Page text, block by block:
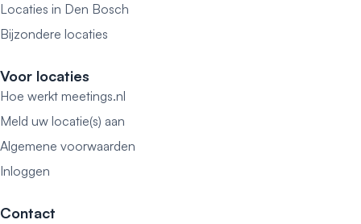
Locaties in Den Bosch
Bijzondere locaties
Voor locaties
Hoe werkt meetings.nl
Meld uw locatie(s) aan
Algemene voorwaarden
Inloggen
Contact